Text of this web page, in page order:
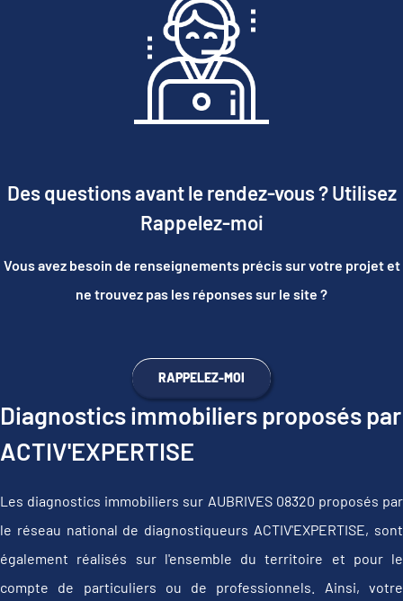
Des questions avant le rendez-vous ? Utilisez
Rappelez-moi
Vous avez besoin de renseignements précis sur votre projet et
ne trouvez pas les réponses sur le site ?
RAPPELEZ-MOI
Diagnostics immobiliers proposés par
ACTIV'EXPERTISE
Les diagnostics immobiliers sur AUBRIVES 08320 proposés par
le réseau national de diagnostiqueurs ACTIV'EXPERTISE, sont
également réalisés sur l'ensemble du territoire et pour le
compte de particuliers ou de professionnels. Ainsi, votre